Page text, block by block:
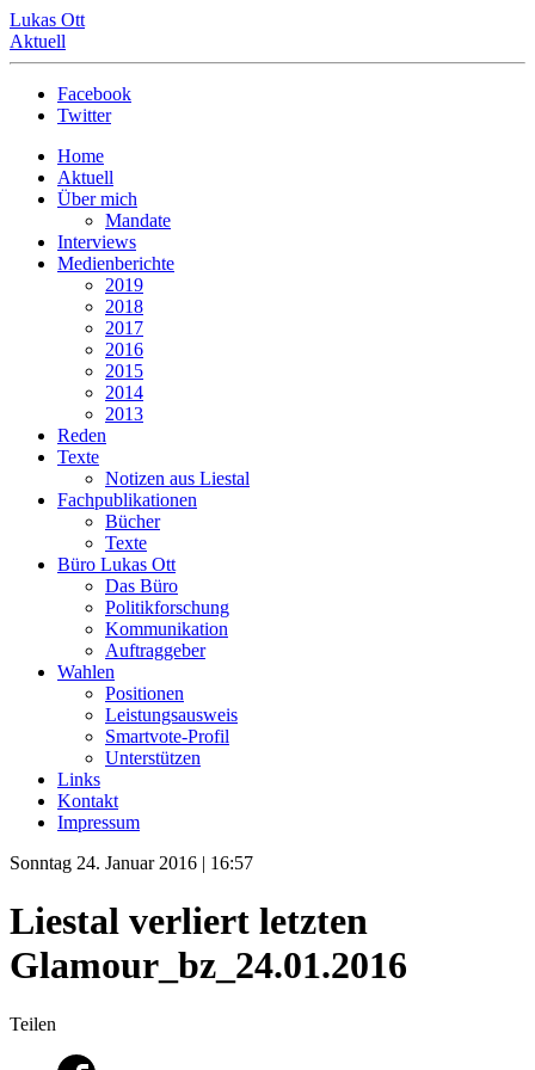
Lukas Ott
Aktuell
Facebook
Twitter
Home
Aktuell
Über mich
Mandate
Interviews
Medienberichte
2019
2018
2017
2016
2015
2014
2013
Reden
Texte
Notizen aus Liestal
Fachpublikationen
Bücher
Texte
Büro Lukas Ott
Das Büro
Politikforschung
Kommunikation
Auftraggeber
Wahlen
Positionen
Leistungsausweis
Smartvote-Profil
Unterstützen
Links
Kontakt
Impressum
Sonntag 24. Januar 2016 | 16:57
Liestal verliert letzten
Glamour_bz_24.01.2016
Teilen